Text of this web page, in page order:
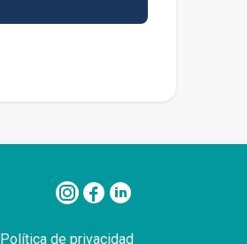
Política de privacidad